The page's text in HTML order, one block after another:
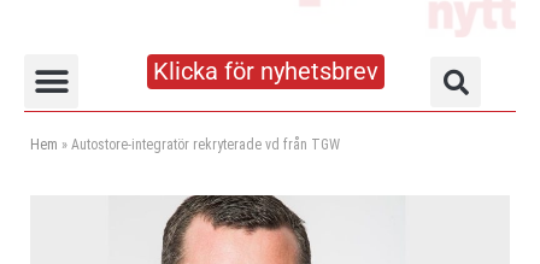
Klicka för nyhetsbrev
Hem » Autostore-integratör rekryterade vd från TGW